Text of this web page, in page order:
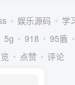
娱乐源码 学
5g 918 95盾
点赞 评论